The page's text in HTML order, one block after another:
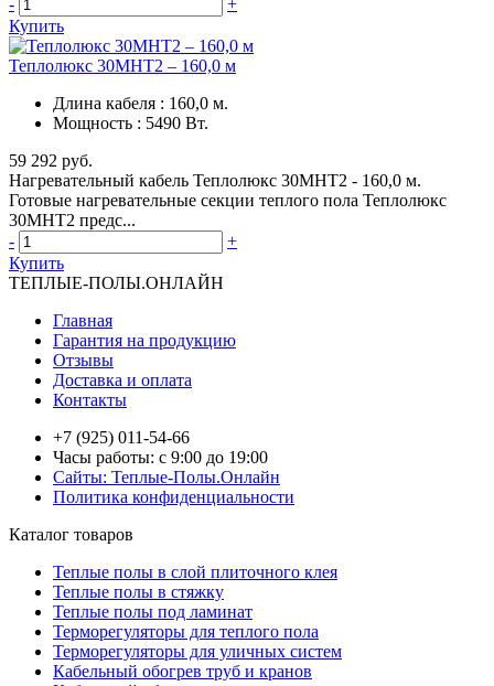
-
+
Купить
Теплолюкс 30МНТ2 – 160,0 м
Длина кабеля : 160,0 м.
Мощность : 5490 Вт.
59 292 руб.
Нагревательный кабель Теплолюкс 30МНТ2 - 160,0 м.
Готовые нагревательные секции теплого пола Теплолюкс
30МНТ2 предс...
-
+
Купить
ТЕПЛЫЕ-ПОЛЫ.ОНЛАЙН
Главная
Гарантия на продукцию
Отзывы
Доставка и оплата
Контакты
+7 (925) 011-54-66
Часы работы: с 9:00 до 19:00
Сайты: Теплые-Полы.Онлайн
Политика конфиденциальности
Каталог товаров
Теплые полы в слой плиточного клея
Теплые полы в стяжку
Теплые полы под ламинат
Терморегуляторы для теплого пола
Терморегуляторы для уличных систем
Кабельный обогрев труб и кранов